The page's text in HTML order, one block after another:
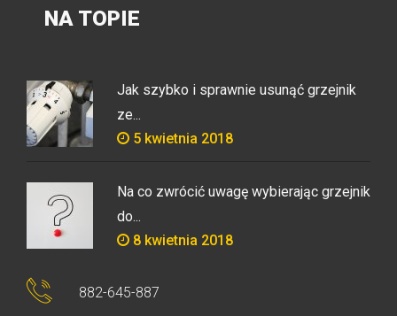
NA TOPIE
Jak szybko i sprawnie usunąć grzejnik
ze...
5 kwietnia 2018
Na co zwrócić uwagę wybierając grzejnik
do...
8 kwietnia 2018
882-645-887